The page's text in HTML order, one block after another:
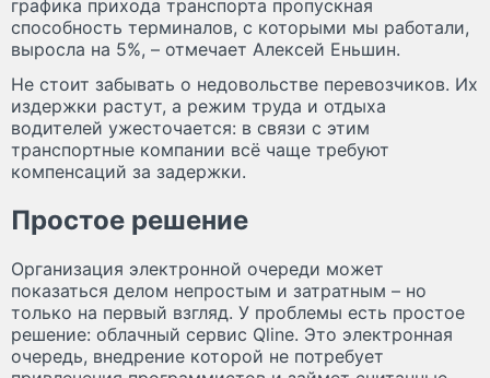
графика прихода транспорта пропускная
способность терминалов, с которыми мы работали,
выросла на 5%, – отмечает Алексей Еньшин.
Не стоит забывать о недовольстве перевозчиков. Их
издержки растут, а режим труда и отдыха
водителей ужесточается: в связи с этим
транспортные компании всё чаще требуют
компенсаций за задержки.
Простое решение
Организация электронной очереди может
показаться делом непростым и затратным – но
только на первый взгляд. У проблемы есть простое
решение: облачный сервис Qline. Это электронная
очередь, внедрение которой не потребует